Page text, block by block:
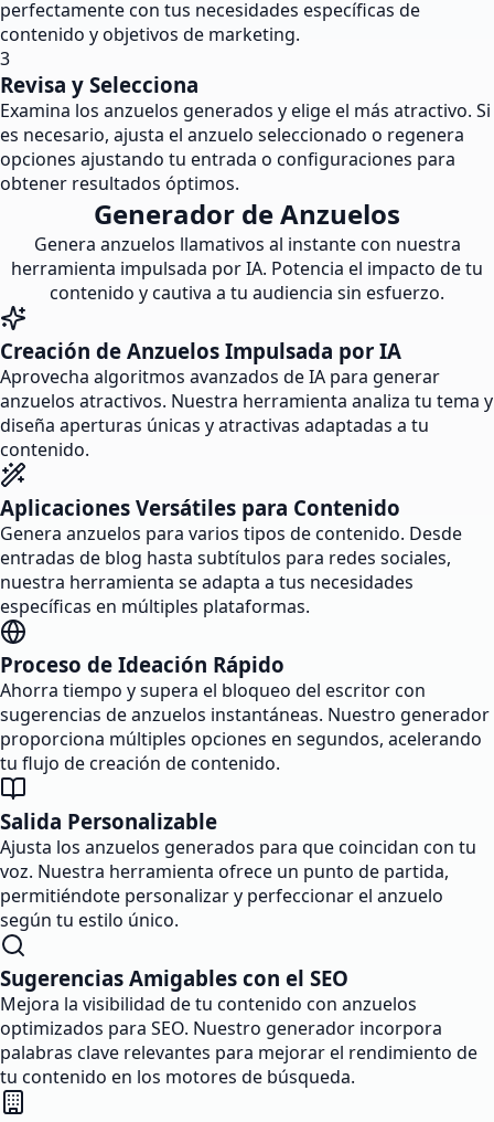
perfectamente con tus necesidades específicas de
contenido y objetivos de marketing.
3
Revisa y Selecciona
Examina los anzuelos generados y elige el más atractivo. Si
es necesario, ajusta el anzuelo seleccionado o regenera
opciones ajustando tu entrada o configuraciones para
obtener resultados óptimos.
Generador de Anzuelos
Genera anzuelos llamativos al instante con nuestra
herramienta impulsada por IA. Potencia el impacto de tu
contenido y cautiva a tu audiencia sin esfuerzo.
Creación de Anzuelos Impulsada por IA
Aprovecha algoritmos avanzados de IA para generar
anzuelos atractivos. Nuestra herramienta analiza tu tema y
diseña aperturas únicas y atractivas adaptadas a tu
contenido.
Aplicaciones Versátiles para Contenido
Genera anzuelos para varios tipos de contenido. Desde
entradas de blog hasta subtítulos para redes sociales,
nuestra herramienta se adapta a tus necesidades
específicas en múltiples plataformas.
Proceso de Ideación Rápido
Ahorra tiempo y supera el bloqueo del escritor con
sugerencias de anzuelos instantáneas. Nuestro generador
proporciona múltiples opciones en segundos, acelerando
tu flujo de creación de contenido.
Salida Personalizable
Ajusta los anzuelos generados para que coincidan con tu
voz. Nuestra herramienta ofrece un punto de partida,
permitiéndote personalizar y perfeccionar el anzuelo
según tu estilo único.
Sugerencias Amigables con el SEO
Mejora la visibilidad de tu contenido con anzuelos
optimizados para SEO. Nuestro generador incorpora
palabras clave relevantes para mejorar el rendimiento de
tu contenido en los motores de búsqueda.